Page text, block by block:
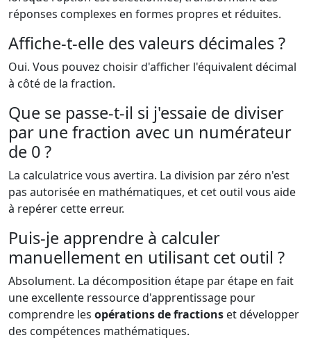
réponses complexes en formes propres et réduites.
Affiche-t-elle des valeurs décimales ?
Oui. Vous pouvez choisir d'afficher l'équivalent décimal
à côté de la fraction.
Que se passe-t-il si j'essaie de diviser
par une fraction avec un numérateur
de 0 ?
La calculatrice vous avertira. La division par zéro n'est
pas autorisée en mathématiques, et cet outil vous aide
à repérer cette erreur.
Puis-je apprendre à calculer
manuellement en utilisant cet outil ?
Absolument. La décomposition étape par étape en fait
une excellente ressource d'apprentissage pour
comprendre les opérations de fractions et développer
des compétences mathématiques.